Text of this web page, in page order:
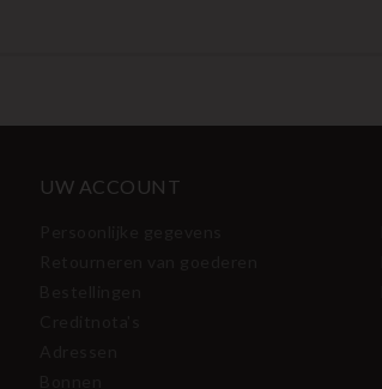
UW ACCOUNT